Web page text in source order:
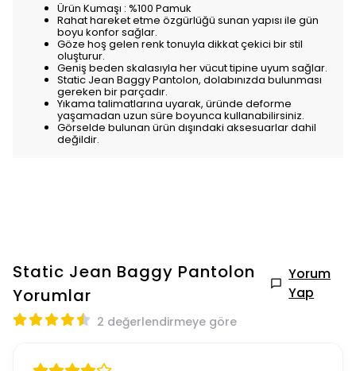
Ürün Kumaşı : %100 Pamuk
Rahat hareket etme özgürlüğü sunan yapısı ile gün
boyu konfor sağlar.
Göze hoş gelen renk tonuyla dikkat çekici bir stil
oluşturur.
Geniş beden skalasıyla her vücut tipine uyum sağlar.
Static Jean Baggy Pantolon, dolabınızda bulunması
gereken bir parçadır.
Yıkama talimatlarına uyarak, üründe deforme
yaşamadan uzun süre boyunca kullanabilirsiniz.
Görselde bulunan ürün dışındaki aksesuarlar dahil
değildir.
Static Jean Baggy Pantolon
Yorumlar
Yorum
Yap
2 değerlendirmeye göre